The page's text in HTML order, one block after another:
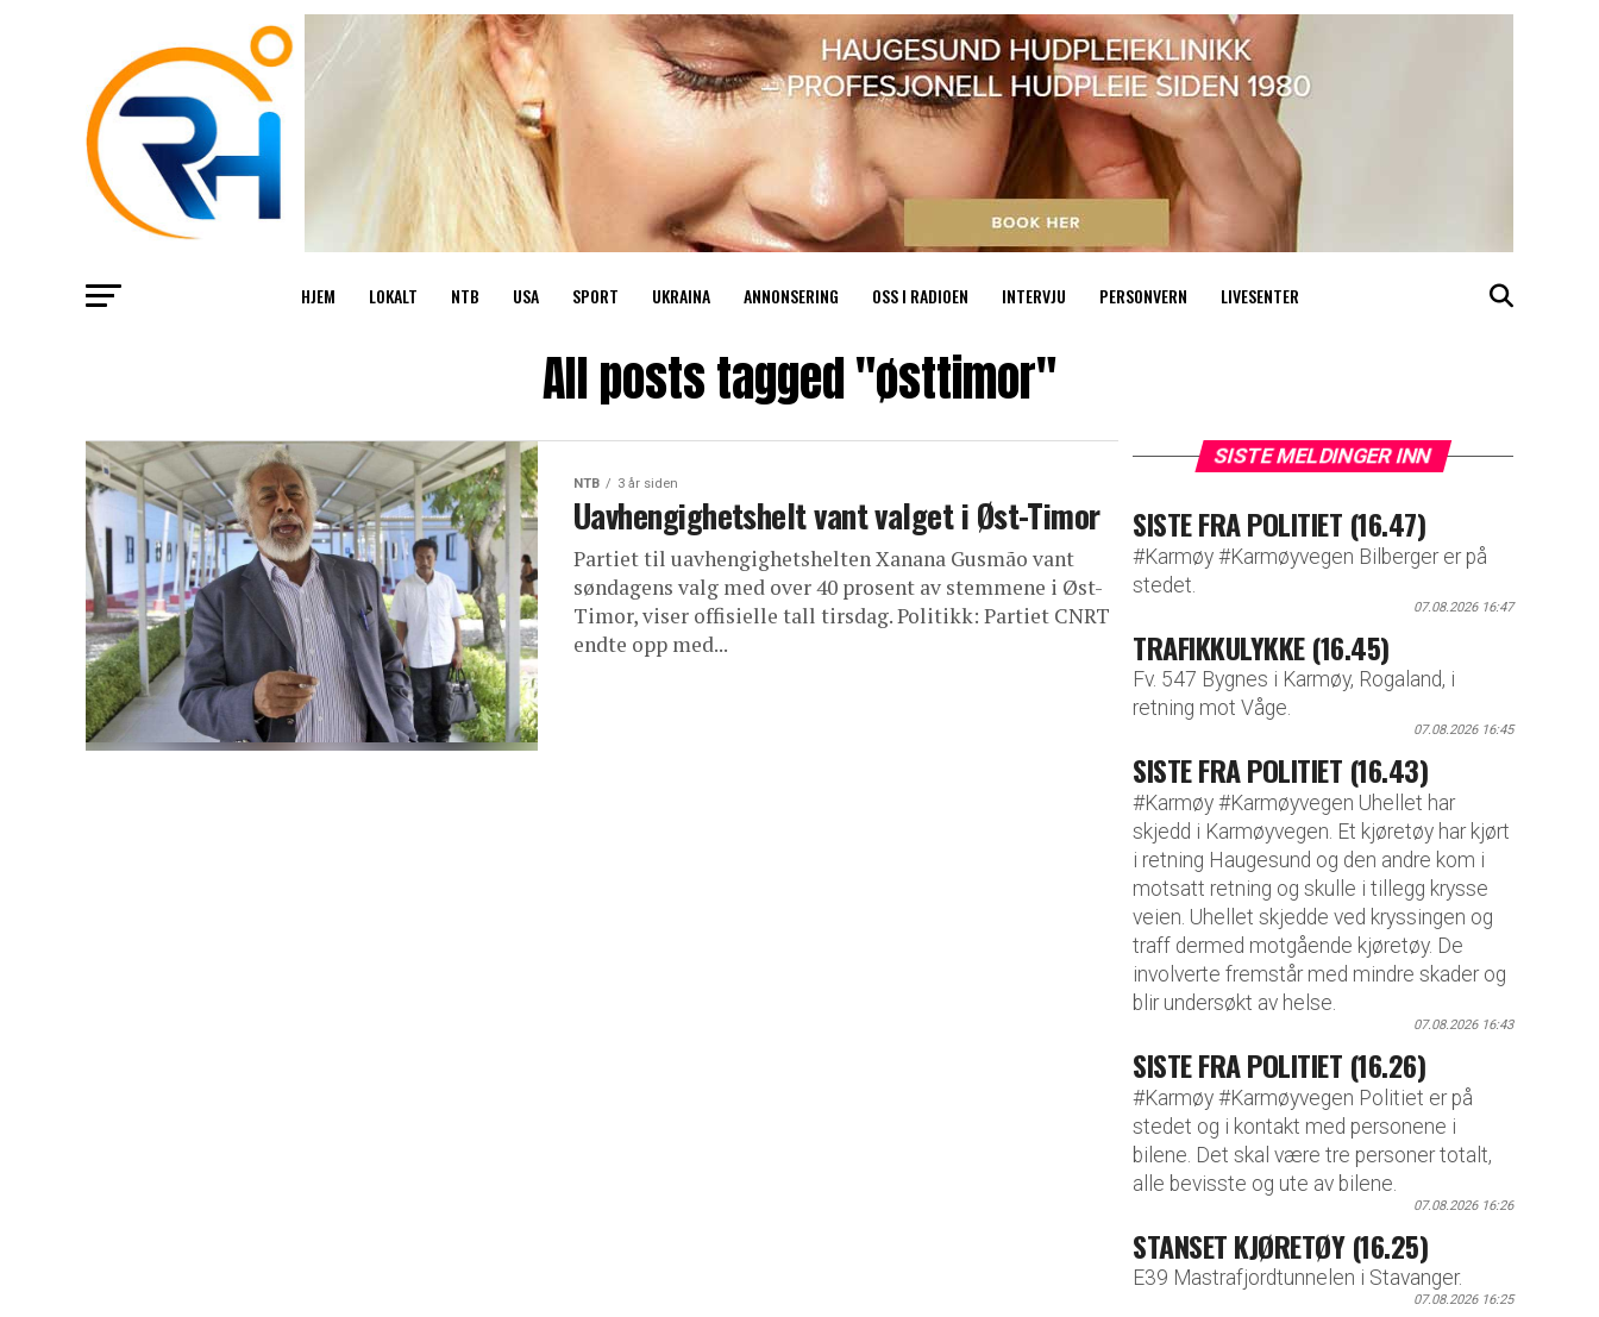
HJEM LOKALT NTB USA SPORT UKRAINA ANNONSERING OSS I RADIOEN INTERVJU PERSONVERN LIVESENTER
All posts tagged "østtimor"
NTB 3 år siden
Uavhengighetshelt vant valget i Øst-Timor
Partiet til uavhengighetshelten Xanana Gusmão vant
søndagens valg med over 40 prosent av stemmene i Øst-
Timor, viser offisielle tall tirsdag. Politikk: Partiet CNRT
endte opp med...
SISTE MELDINGER INN
SISTE FRA POLITIET (16.47)
#Karmøy #Karmøyvegen Bilberger er på
stedet.
07.08.2026 16:47
TRAFIKKULYKKE (16.45)
Fv. 547 Bygnes i Karmøy, Rogaland, i
retning mot Våge.
07.08.2026 16:45
SISTE FRA POLITIET (16.43)
#Karmøy #Karmøyvegen Uhellet har
skjedd i Karmøyvegen. Et kjøretøy har kjørt
i retning Haugesund og den andre kom i
motsatt retning og skulle i tillegg krysse
veien. Uhellet skjedde ved kryssingen og
traff dermed motgående kjøretøy. De
involverte fremstår med mindre skader og
blir undersøkt av helse.
07.08.2026 16:43
SISTE FRA POLITIET (16.26)
#Karmøy #Karmøyvegen Politiet er på
stedet og i kontakt med personene i
bilene. Det skal være tre personer totalt,
alle bevisste og ute av bilene.
07.08.2026 16:26
STANSET KJØRETØY (16.25)
E39 Mastrafjordtunnelen i Stavanger.
07.08.2026 16:25